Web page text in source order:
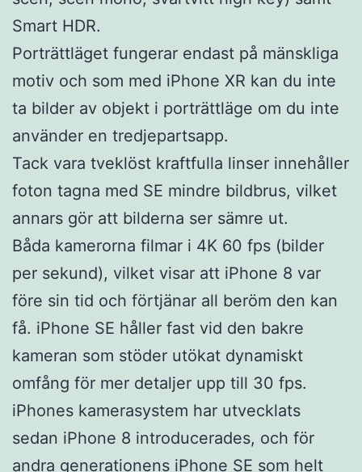
Smart HDR.
Porträttläget fungerar endast på mänskliga
motiv och som med iPhone XR kan du inte
ta bilder av objekt i porträttläge om du inte
använder en tredjepartsapp.
Tack vara tveklöst kraftfulla linser innehåller
foton tagna med SE mindre bildbrus, vilket
annars gör att bilderna ser sämre ut.
Båda kamerorna filmar i 4K 60 fps (bilder
per sekund), vilket visar att iPhone 8 var
före sin tid och förtjänar all beröm den kan
få. iPhone SE håller fast vid den bakre
kameran som stöder utökat dynamiskt
omfång för mer detaljer upp till 30 fps.
iPhones kamerasystem har utvecklats
sedan iPhone 8 introducerades, och för
andra generationens iPhone SE som helt